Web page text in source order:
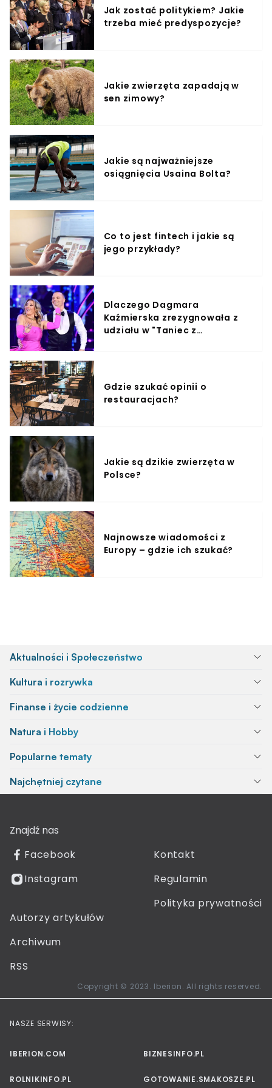
Jak zostać politykiem? Jakie
trzeba mieć predyspozycje?
Jakie zwierzęta zapadają w
sen zimowy?
Jakie są najważniejsze
osiągnięcia Usaina Bolta?
Co to jest fintech i jakie są
jego przykłady?
Dlaczego Dagmara
Kaźmierska zrezygnowała z
udziału w "Taniec z
Gdzie szukać opinii o
restauracjach?
Jakie są dzikie zwierzęta w
Polsce?
Najnowsze wiadomości z
Europy – gdzie ich szukać?
Aktualności i Społeczeństwo
Kultura i rozrywka
Finanse i życie codzienne
Natura i Hobby
Popularne tematy
Najchętniej czytane
Znajdź nas
Facebook
Instagram
Kontakt
Regulamin
Polityka prywatności
Autorzy artykułów
Archiwum
RSS
Copyright © 2023. Iberion. All rights reserved.
NASZE SERWISY:
IBERION.COM BIZNESINFO.PL
ROLNIKINFO.PL GOTOWANIE.SMAKOSZE.PL